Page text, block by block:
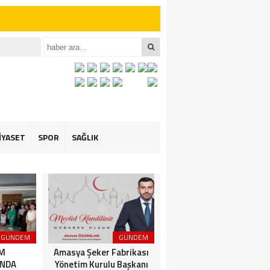
İçin Anlamlı
SPOR SAĞLIK
GÜNDEM GÜNDEM
Amasya Şeker Fabrikası
Yönetim Kurulu Başkanı